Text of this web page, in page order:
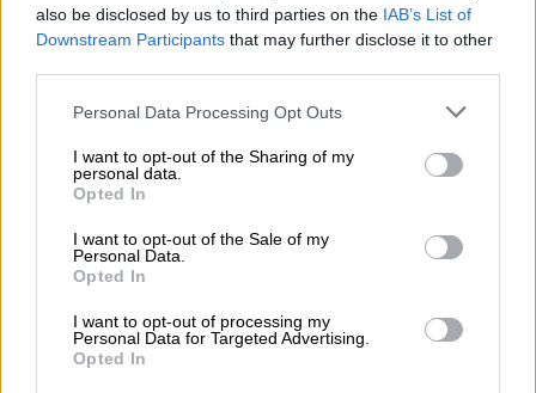
also be disclosed by us to third parties on the IAB’s List of
Downstream Participants that may further disclose it to other
Please note that this website/app uses one or more Google
not limited to your visit or usage behaviour. You may click to
grant or deny consent to Google and its third-party tags to
use your data for below specified purposes in below Google
consent section.
Personal Data Processing Opt Outs
I want to opt-out of the Sharing of my
personal data.
Opted In
I want to opt-out of the Sale of my
Personal Data.
Opted In
I want to opt-out of processing my
Personal Data for Targeted Advertising.
Opted In